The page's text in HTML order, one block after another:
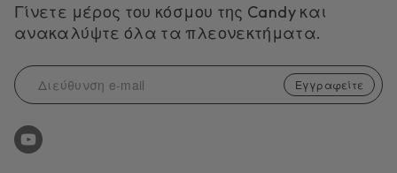
Γίνετε μέρος του κόσμου της Candy και
ανακαλύψτε όλα τα πλεονεκτήματα.
Εγγραφείτε